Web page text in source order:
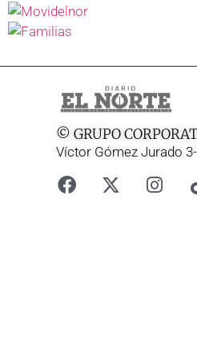
© GRUPO
Víctor Gómez Jurado